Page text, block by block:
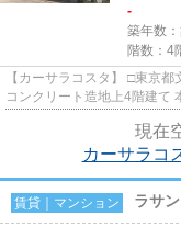
-
築年数
階数：4
【カーサラコスタ】 □東京都文京区本駒込六丁目２－１９ □2010年2月築 □鉄筋
コンクリート造地上4階建て 本駒込６丁目の閑静な邸宅街に建つデザイナーズマ
現在
カーサラコ
賃貸｜マンション ラサ